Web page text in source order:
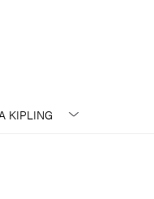
KIPLING